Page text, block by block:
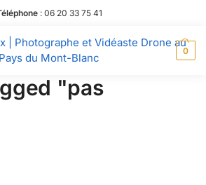
: 06 20 33 75 41
| Photographe et Vidéaste Drone au
Pays du Mont-Blanc
0
"pas